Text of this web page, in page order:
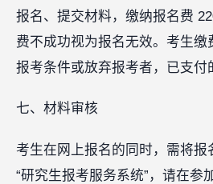
报名、提交材料，缴纳报名费
费不成功视为报名无效。考生缴
报考条件或放弃报考者，已支付
七、材料审核
考生在网上报名的同时，需将报
“研究生报考服务系统”，请在参